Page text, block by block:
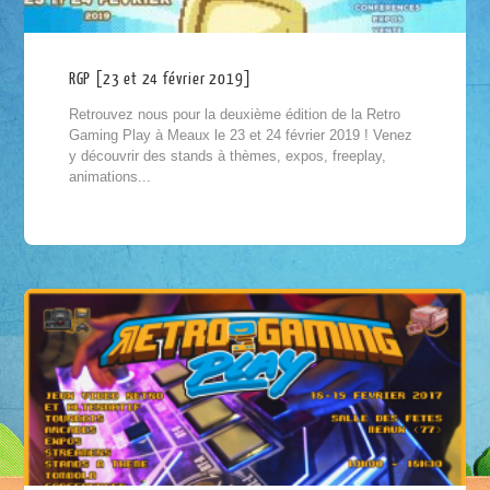
RGP [23 et 24 février 2019]
Retrouvez nous pour la deuxième édition de la Retro
Gaming Play à Meaux le 23 et 24 février 2019 ! Venez
y découvrir des stands à thèmes, expos, freeplay,
animations...